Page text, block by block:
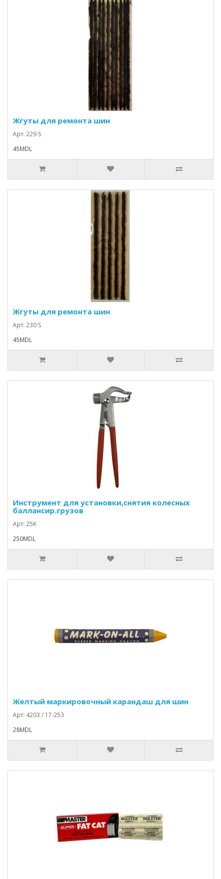
Жгуты для ремонта шин
Арт: 229 S
45MDL
Жгуты для ремонта шин
Арт: 230 S
45MDL
Инструмент для установки,снятия колесных
баллансир.грузов
Арт: 25K
250MDL
Желтый маркировочный карандаш для шин
Арт: 4203 / 17-253
28MDL